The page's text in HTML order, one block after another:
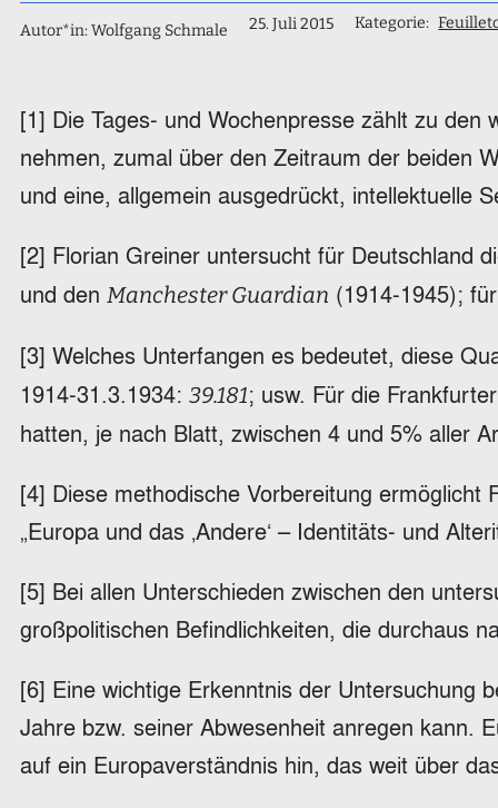
Autor*in: Wolfgang Schmale 25. Juli 2015 Kategorie:
[1] Die Tages- und Wochenpresse zählt zu
nehmen, zumal über den Zeitraum der beiden
und eine, allgemein ausgedrückt, intellektuelle
[2] Florian Greiner untersucht für Deutschland
und den Manchester Guardian (1914-1945);
[3] Welches Unterfangen es bedeutet, diese
1914-31.3.1934: 39.181; usw. Für die
hatten, je nach Blatt, zwischen 4 und 5% aller
[4] Diese methodische Vorbereitung ermöglicht
„Europa und das ‚Andere‘ – Identitäts- und
[5] Bei allen Unterschieden zwischen den
großpolitischen Befindlichkeiten, die durchaus
[6] Eine wichtige Erkenntnis der Untersuchung
Jahre bzw. seiner Abwesenheit anregen kann.
auf ein Europaverständnis hin, das weit über